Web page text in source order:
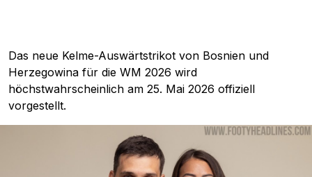
Das neue Kelme-Auswärtstrikot von Bosnien und
Herzegowina für die WM 2026 wird
höchstwahrscheinlich am 25. Mai 2026 offiziell
vorgestellt.